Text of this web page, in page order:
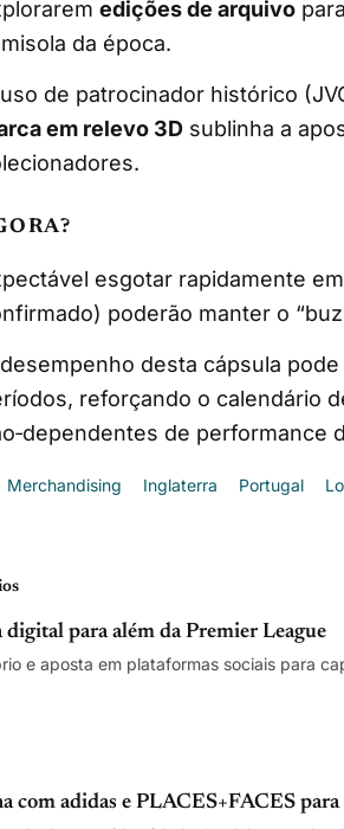
edições de arquivo
da época.
de patrocinador histórico
em relevo 3D sublinha a
esgotar rapidamente
poderão manter o
desta cápsula
reforçando o calendário
de performance
Merchandising Inglaterra Portugal
digital para além da Premier League
e aposta em plataformas sociais para
com adidas e PLACES+FACES